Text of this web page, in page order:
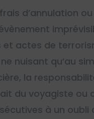
d’annulation
actes de
nuisant qu’au
la
du voyagiste ou
à un oubli